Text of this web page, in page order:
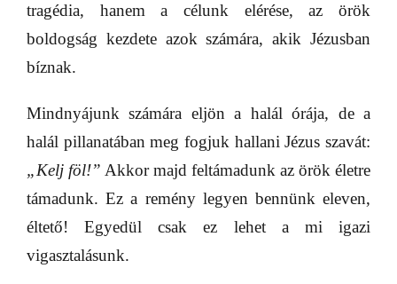
tragédia, hanem a célunk elérése, az örök
boldogság kezdete azok számára, akik Jézusban
bíznak.
Mindnyájunk számára eljön a halál órája, de a
halál pillanatában meg fogjuk hallani Jézus szavát:
„Kelj föl!” Akkor majd feltámadunk az örök életre
támadunk. Ez a remény legyen bennünk eleven,
éltető! Egyedül csak ez lehet a mi igazi
vigasztalásunk.